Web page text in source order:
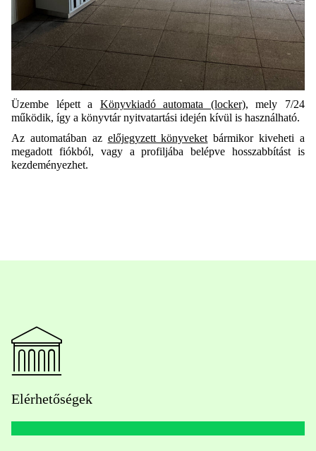
Üzembe lépett a Könyvkiadó automata (locker), mely 7/24
működik, így a könyvtár nyitvatartási idején kívül is használható.
Az automatában az előjegyzett könyveket bármikor kiveheti a
megadott fiókból, vagy a profiljába belépve hosszabbítást is
kezdeményezhet.
Elérhetőségek